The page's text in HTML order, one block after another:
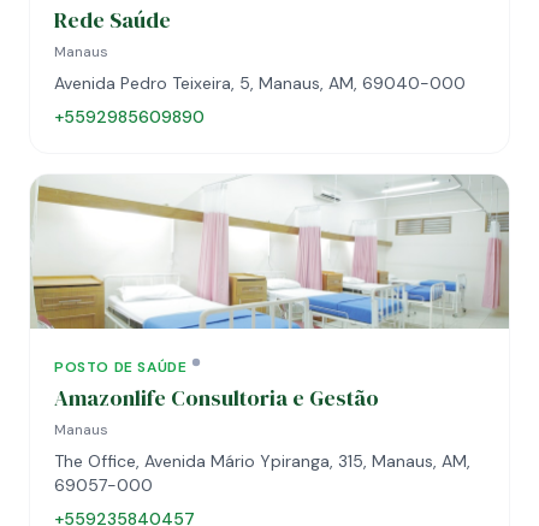
Rede Saúde
Manaus
Avenida Pedro Teixeira, 5, Manaus, AM, 69040-000
+5592985609890
POSTO DE SAÚDE
Amazonlife Consultoria e Gestão
Manaus
The Office, Avenida Mário Ypiranga, 315, Manaus, AM,
69057-000
+559235840457